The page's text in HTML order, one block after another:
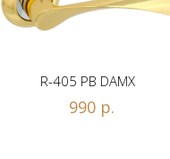
R-405 PB DAMX
990 р.